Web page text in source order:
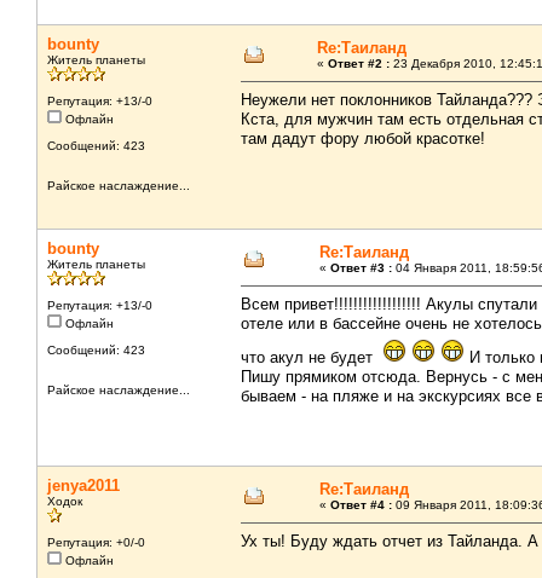
bounty
Житель планеты
Репутация: +13/-0
Офлайн
Сообщений: 423
Райское наслаждение...
Re:Таиланд
« Ответ #2 : 23 Декабря 2010,
Неужели нет поклонников Тайланда???
Кста, для мужчин там есть отдельная
там дадут фору любой красотке!
bounty
Житель планеты
Репутация: +13/-0
Офлайн
Сообщений: 423
Райское наслаждение...
Re:Таиланд
« Ответ #3 : 04 Января 2011,
Всем привет!!!!!!!!!!!!!!!!!! Акулы спутали
отеле или в бассейне очень не
что акул не будет
И только
Пишу прямиком отсюда. Вернусь - с
бываем - на пляже и на экскурсиях все
jenya2011
Ходок
Репутация: +0/-0
Офлайн
Re:Таиланд
« Ответ #4 : 09 Января 2011,
Ух ты! Буду ждать отчет из Тайланда.